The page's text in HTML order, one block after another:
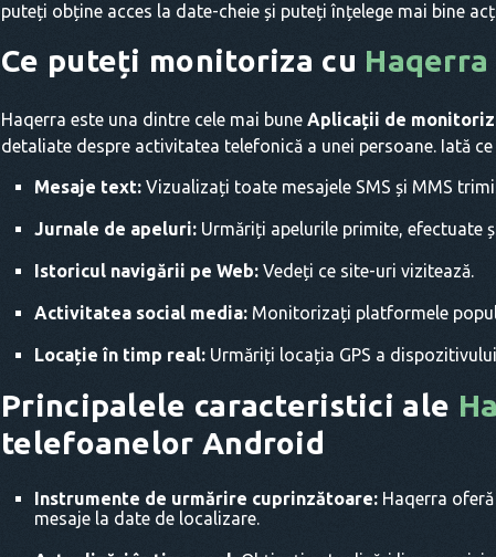
puteți obține acces la date-cheie și puteți înțelege mai bine
Ce puteți monitoriza cu Haqerra
Haqerra este una dintre cele mai bune Aplicații de
detaliate despre activitatea telefonică a unei persoane. Iată
Mesaje text: Vizualizați toate mesajele SMS și MMS
Jurnale de apeluri: Urmăriți apelurile primite, efectuate
Istoricul navigării pe Web: Vedeți ce site-uri vizitează.
Activitatea social media: Monitorizați platformele
Locație în timp real: Urmăriți locația GPS a
Principalele caracteristici ale
telefoanelor Android
Instrumente de urmărire cuprinzătoare: Haqerra
mesaje la date de localizare.